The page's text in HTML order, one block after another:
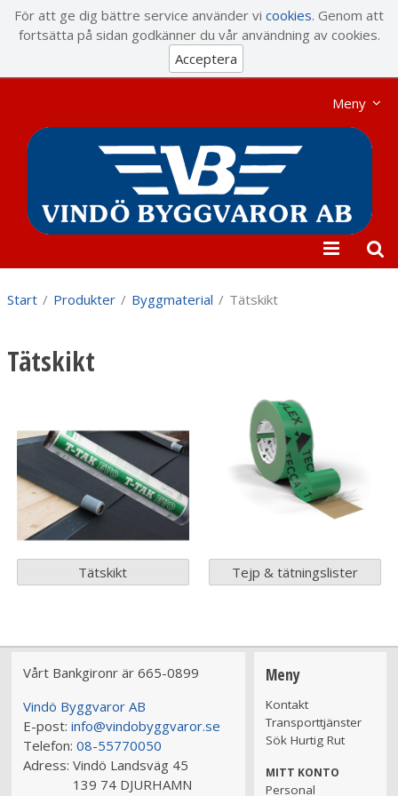
För att ge dig bättre service använder vi cookies. Genom att
fortsätta på sidan godkänner du vår användning av cookies.
Acceptera
Meny
Start / Produkter / Byggmaterial / Tätskikt
Tätskikt
Tätskikt Tejp & tätningslister
Vårt Bankgironr är 665-0899
Vindö Byggvaror AB
E-post: info@vindobyggvaror.se
Telefon: 08-55770050
Adress: Vindö Landsväg 45
139 74 DJURHAMN
Meny
Kontakt
Transporttjänster
Sök Hurtig Rut
MITT KONTO
Personal
Visa varukorgen Till kassan